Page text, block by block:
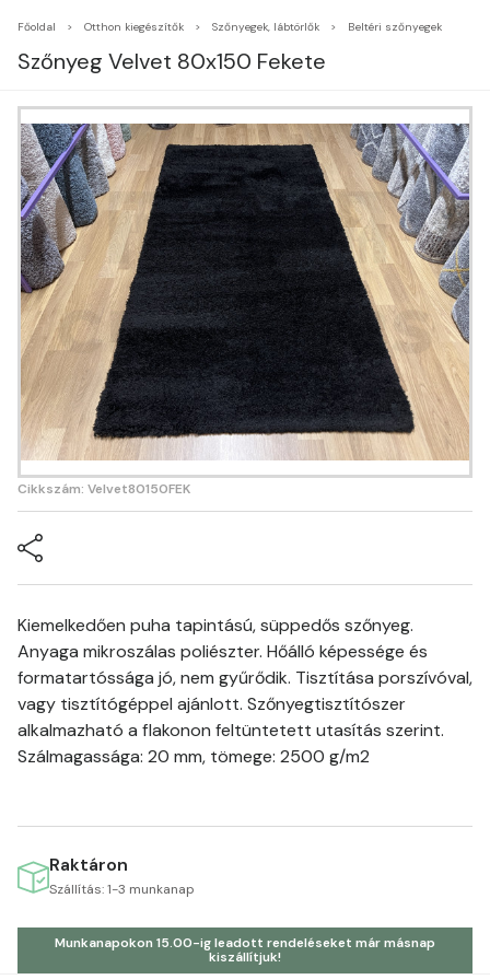
Főoldal Otthon kiegészítők Szőnyegek, lábtörlők Beltéri szőnyegek
Szőnyeg Velvet 80x150 Fekete
Cikkszám: Velvet80150FEK
Kiemelkedően puha tapintású, süppedős szőnyeg.
Anyaga mikroszálas poliészter. Hőálló képessége és
formatartóssága jó, nem gyűrődik. Tisztítása porszívóval,
vagy tisztítógéppel ajánlott. Szőnyegtisztítószer
alkalmazható a flakonon feltüntetett utasítás szerint.
Szálmagassága: 20 mm, tömege: 2500 g/m2
Raktáron
Szállítás: 1-3 munkanap
Munkanapokon 15.00-ig leadott rendeléseket már másnap
kiszállítjuk!